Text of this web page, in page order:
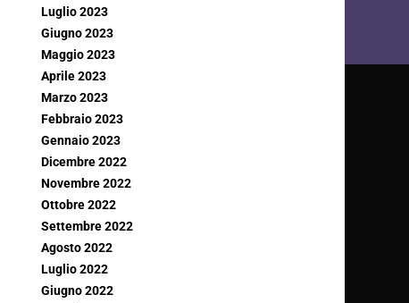
Luglio 2023
Giugno 2023
Maggio 2023
Aprile 2023
Marzo 2023
Febbraio 2023
Gennaio 2023
Dicembre 2022
Novembre 2022
Ottobre 2022
Settembre 2022
Agosto 2022
Luglio 2022
Giugno 2022